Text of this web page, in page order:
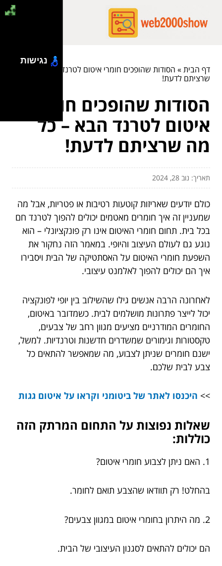
דף הבית» הסודות שהופכים חומרי איטום לטרנד הבא – כל מה
שרציתם לדעת!
הסודות שהופכים חומרי
איטום לטרנד הבא – כל
מה שרציתם לדעת!
תאריך: נוב 28, 2024
כולם יודעים שאריזות קוטעות רטיבות או פטריות, אבל מה
שמעניין זה איך חומרים מאטמים יכולים להפוך לטרנד חם
בכל בית. תחום חומרי האיטום אינו רק פונקציונלי – הוא
נוגע גם לעולם העיצוב והיופי. במאמר הזה נחקור את
השפעת חומרי האיטום על האסתטיקה של הבית ויסבירו
איך הם יכולים להפוך לאלמנט עיצובי.
לאחרונה הרבה אנשים גילו שהשילוב בין יופי לפונקציה
יכול לייצר פתרונות מושלמים לבית. כשמדובר באיטום,
החומרים המודרניים מציעים מגוון רחב של צבעים,
טקסטורות וגימורים שמשדרים חדשנות וטרנדיות. למשל,
ישנם חומרים שניתן לצבוע, מה שמאפשר להתאים כל
צבע לבית שלכם.
>> היכנסו לאתר של ביטומני וקראו על איטום גגות
שאלות נפוצות על התחום המרתק הזה
כוללות:
1. האם ניתן לצבוע חומרי איטום?
בהחלט! רק תוודאו שהצבע תואם לחומר.
2. מה היתרון בחומרי איטום במגוון צבעים?
הם יכולים להתאים לסגנון העיצובי של הבית.
נגישות